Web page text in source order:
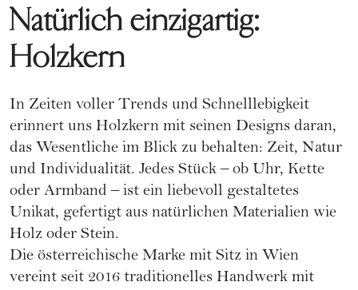
Natürlich einzigartig:
Holzkern
In Zeiten voller Trends und Schnelllebigkeit
erinnert uns Holzkern mit seinen Designs daran,
das Wesentliche im Blick zu behalten: Zeit, Natur
und Individualität. Jedes Stück – ob Uhr, Kette
oder Armband – ist ein liebevoll gestaltetes
Unikat, gefertigt aus natürlichen Materialien wie
Holz oder Stein.
Die österreichische Marke mit Sitz in Wien
vereint seit 2016 traditionelles Handwerk mit